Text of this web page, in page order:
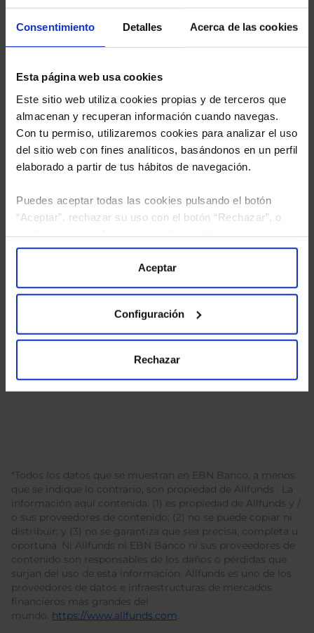
Consentimiento Detalles Acerca de las cookies
Esta página web usa cookies
Este sitio web utiliza cookies propias y de terceros que
almacenan y recuperan información cuando navegas.
Con tu permiso, utilizaremos cookies para analizar el uso
del sitio web con fines analíticos, basándonos en un perfil
elaborado a partir de tus hábitos de navegación.
Puedes aceptar todas las cookies pulsando el botón
“Aceptar”, rechazar su uso con el botón “Rechazar”, o
“Configuración”. Consulta nuestraPolítica
para más información.
Aceptar
Configuración
Rechazar
Limpias con las que podrá ahorrar en sus costes.
tratamiento de mis datos personales.
*Todos los datos que se muestran en EBN Banco, a menos
que se indique lo contrario, son propiedad de Allfunds . La
información aquí contenida: (1) es propiedad de Allfunds y /
o sus proveedores de contenido; (2) no se puede copiar ni
distribuir; y (3) no se garantiza que sea precisa, completa u
oportuna. Ni Allfunds ni EBN Banco ni sus proveedores de
contenido son responsables de los daños o pérdidas que
surjan del uso de esta información. Allfunds es uno de los
proveedores de datos e infraestructuras de mercados
financieros más grandes del
mundo. https://www.allfunds.com.